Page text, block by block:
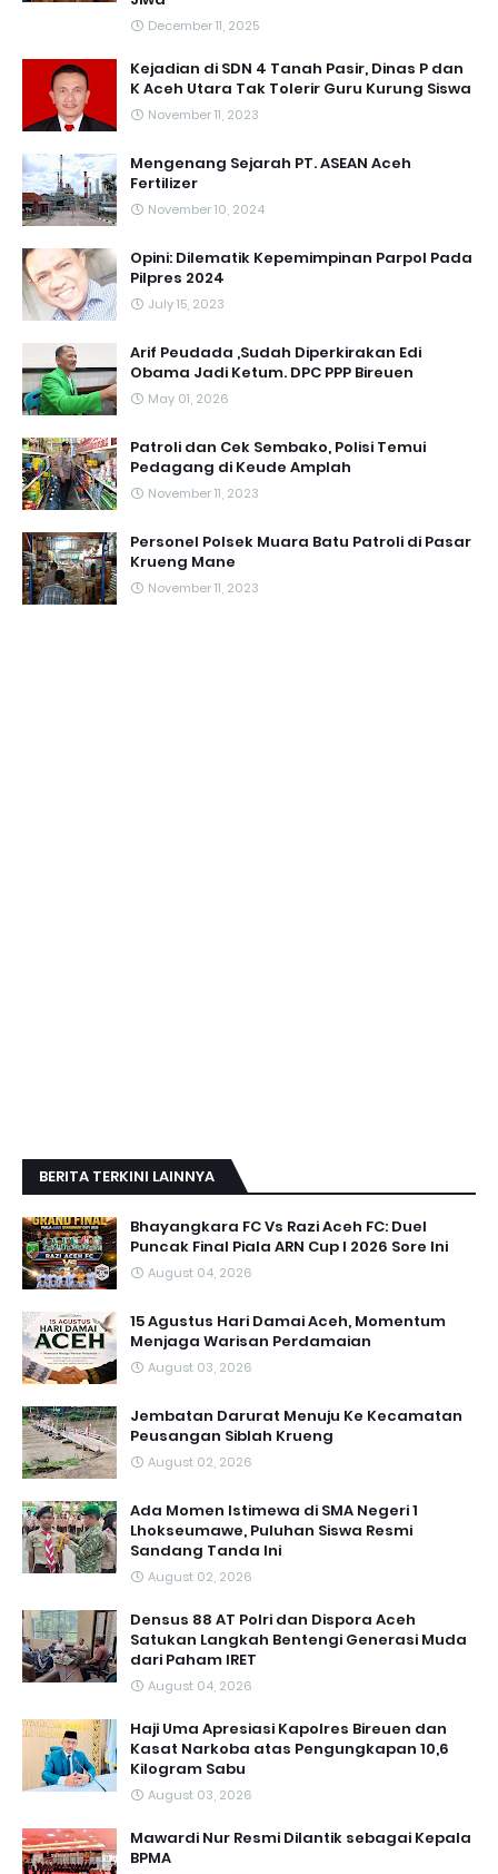
December 11, 2025
Kejadian di SDN 4 Tanah Pasir, Dinas P dan
K Aceh Utara Tak Tolerir Guru Kurung Siswa
November 11, 2023
Mengenang Sejarah PT. ASEAN Aceh
Fertilizer
November 10, 2024
Opini: Dilematik Kepemimpinan Parpol Pada
Pilpres 2024
July 15, 2023
Arif Peudada ,Sudah Diperkirakan Edi
Obama Jadi Ketum. DPC PPP Bireuen
May 01, 2026
Patroli dan Cek Sembako, Polisi Temui
Pedagang di Keude Amplah
November 11, 2023
Personel Polsek Muara Batu Patroli di Pasar
Krueng Mane
November 11, 2023
BERITA TERKINI LAINNYA
Bhayangkara FC Vs Razi Aceh FC: Duel
Puncak Final Piala ARN Cup I 2026 Sore Ini
August 04, 2026
15 Agustus Hari Damai Aceh, Momentum
Menjaga Warisan Perdamaian
August 03, 2026
Jembatan Darurat Menuju Ke Kecamatan
Peusangan Siblah Krueng
August 02, 2026
Ada Momen Istimewa di SMA Negeri 1
Lhokseumawe, Puluhan Siswa Resmi
Sandang Tanda Ini
August 02, 2026
Densus 88 AT Polri dan Dispora Aceh
Satukan Langkah Bentengi Generasi Muda
dari Paham IRET
August 04, 2026
Haji Uma Apresiasi Kapolres Bireuen dan
Kasat Narkoba atas Pengungkapan 10,6
Kilogram Sabu
August 03, 2026
Mawardi Nur Resmi Dilantik sebagai Kepala
BPMA